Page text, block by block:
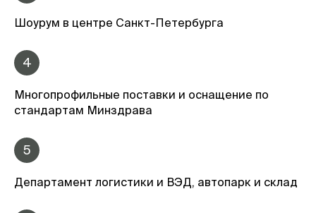
Шоурум в центре Санкт-Петербурга
4
Многопрофильные поставки и оснащение по
стандартам Минздрава
5
Департамент логистики и ВЭД, автопарк и склад